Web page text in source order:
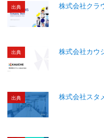
出典 株式会社クラ
出典 株式会社カウ
出典 株式会社スタ